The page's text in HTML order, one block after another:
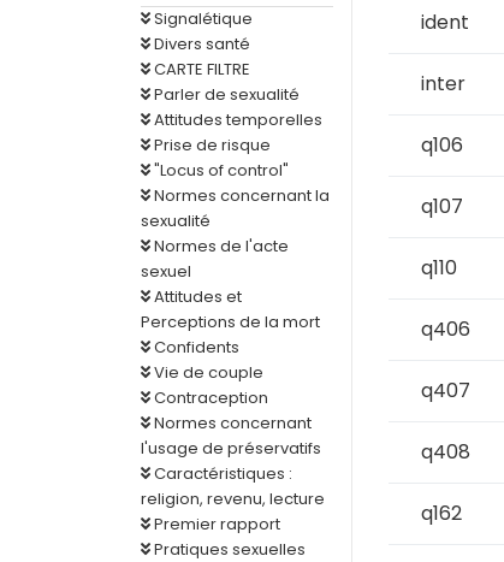
Signalétique
Divers santé
CARTE FILTRE
Parler de sexualité
Attitudes temporelles
Prise de risque
"Locus of control"
Normes concernant la
sexualité
Normes de l'acte
sexuel
Attitudes et
Perceptions de la mort
Confidents
Vie de couple
Contraception
Normes concernant
l'usage de préservatifs
Caractéristiques :
religion, revenu, lecture
Premier rapport
Pratiques sexuelles
ident
inter
q106
q107
q110
q406
q407
q408
q162